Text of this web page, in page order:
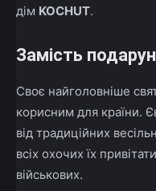
дім KOCHUT.
Замість
Своє найголовніше
корисним для країни.
від традиційних
всіх охочих їх
військових.